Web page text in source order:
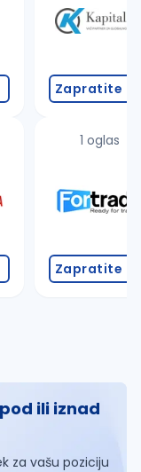
Zapratite
1 oglas
Zapratite
ili iznad
za vašu poziciju